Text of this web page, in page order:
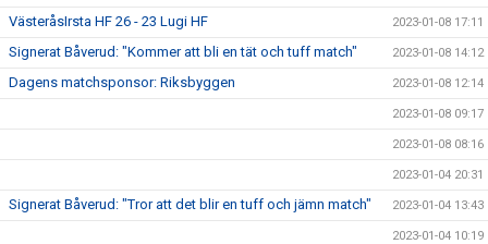
VästeråsIrsta HF 26 - 23 Lugi HF 2023-01-08 17:11
Signerat Båverud: "Kommer att bli en tät och tuff match" 2023-01-08 14:12
Dagens matchsponsor: Riksbyggen 2023-01-08 12:14
2023-01-08 09:17
2023-01-08 08:16
2023-01-04 20:31
Signerat Båverud: "Tror att det blir en tuff och jämn match" 2023-01-04 13:43
2023-01-04 10:19